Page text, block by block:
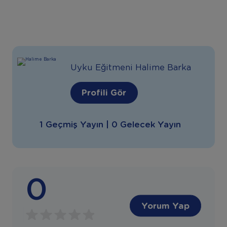
Uyku Eğitmeni Halime Barka
Profili Gör
1 Geçmiş Yayın | 0 Gelecek Yayın
0
Yorum Yap